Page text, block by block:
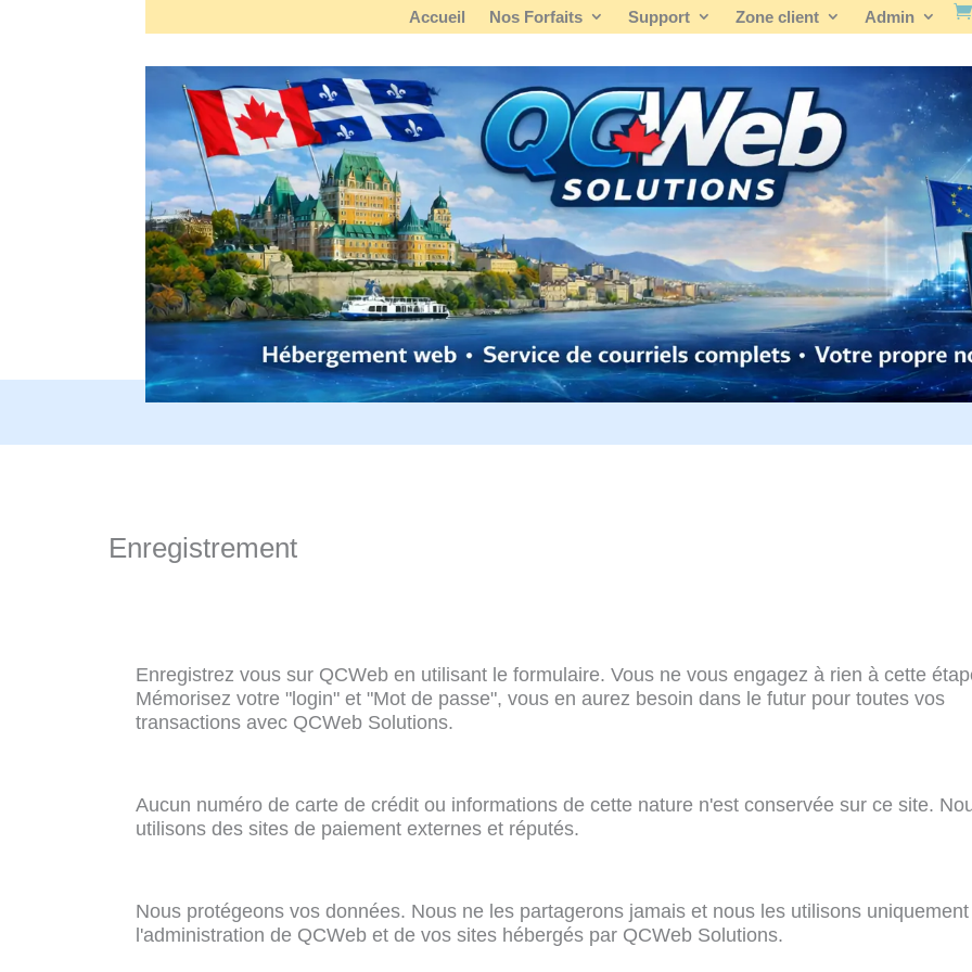
Accueil Nos Forfaits Support Zone client Admin
Enregistrement
Enregistrez vous sur QCWeb en utilisant le formulaire. Vous ne vous engagez à rien à cette
Mémorisez votre "login" et "Mot de passe", vous en aurez besoin dans le futur pour toutes vos
transactions avec QCWeb Solutions.
Aucun numéro de carte de crédit ou informations de cette nature n'est conservée sur ce site. Nous
utilisons des sites de paiement externes et réputés.
Nous protégeons vos données. Nous ne les partagerons jamais et nous les utilisons uniquement pour
l'administration de QCWeb et de vos sites hébergés par QCWeb Solutions.